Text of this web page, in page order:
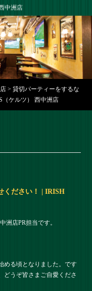
中洲店
>貸切パーティーをするな
（ケルツ） 西中洲店
ください！ | IRISH
洲店PR担当です。
める頃となりました。です
どうぞ皆さまご自愛くださ